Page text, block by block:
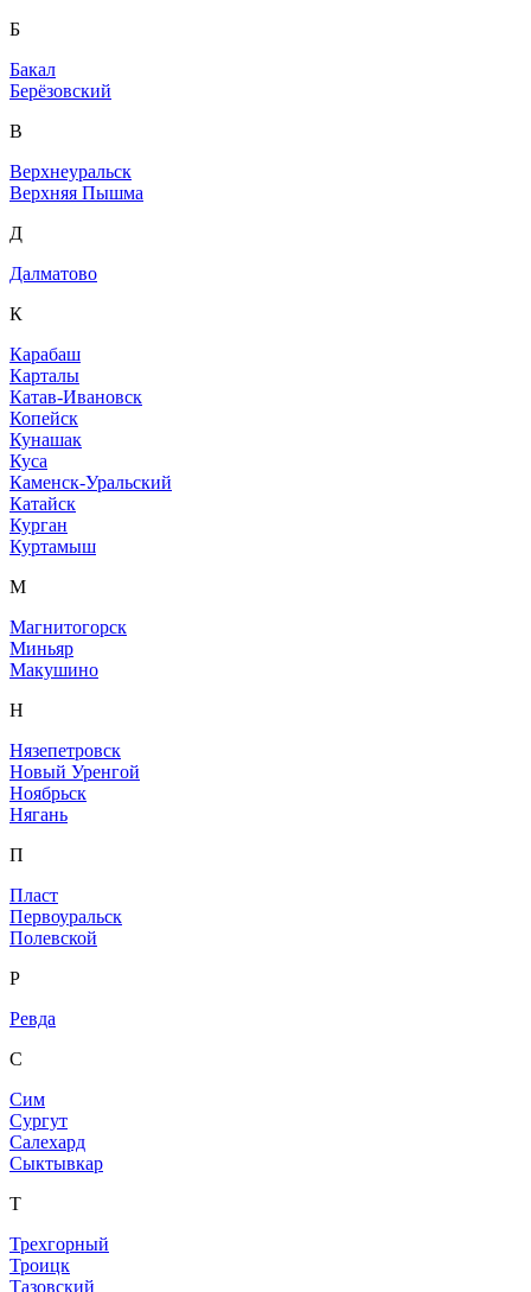
Б
Бакал
Берёзовский
В
Верхнеуральск
Верхняя Пышма
Д
Далматово
К
Карабаш
Карталы
Катав-Ивановск
Копейск
Кунашак
Куса
Каменск-Уральский
Катайск
Курган
Куртамыш
М
Магнитогорск
Миньяр
Макушино
Н
Нязепетровск
Новый Уренгой
Ноябрьск
Нягань
П
Пласт
Первоуральск
Полевской
Р
Ревда
С
Сим
Сургут
Салехард
Сыктывкар
Т
Трехгорный
Троицк
Тазовский